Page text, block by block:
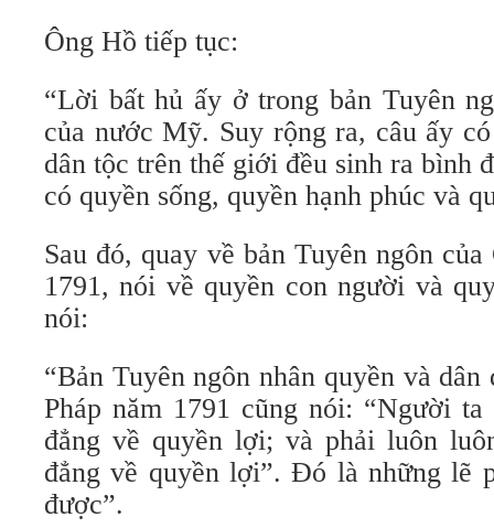
Ông Hồ tiếp tục:
“Lời bất hủ ấy ở trong bản Tuyên
của nước Mỹ. Suy rộng ra, câu ấy
dân tộc trên thế giới đều sinh ra bình
có quyền sống, quyền hạnh phúc và
Sau đó, quay về bản Tuyên ngôn của
1791, nói về quyền con người và
nói:
“Bản Tuyên ngôn nhân quyền và dân
Pháp năm 1791 cũng nói: “Người
đẳng về quyền lợi; và phải luôn
đẳng về quyền lợi”. Đó là những lẽ
được”.